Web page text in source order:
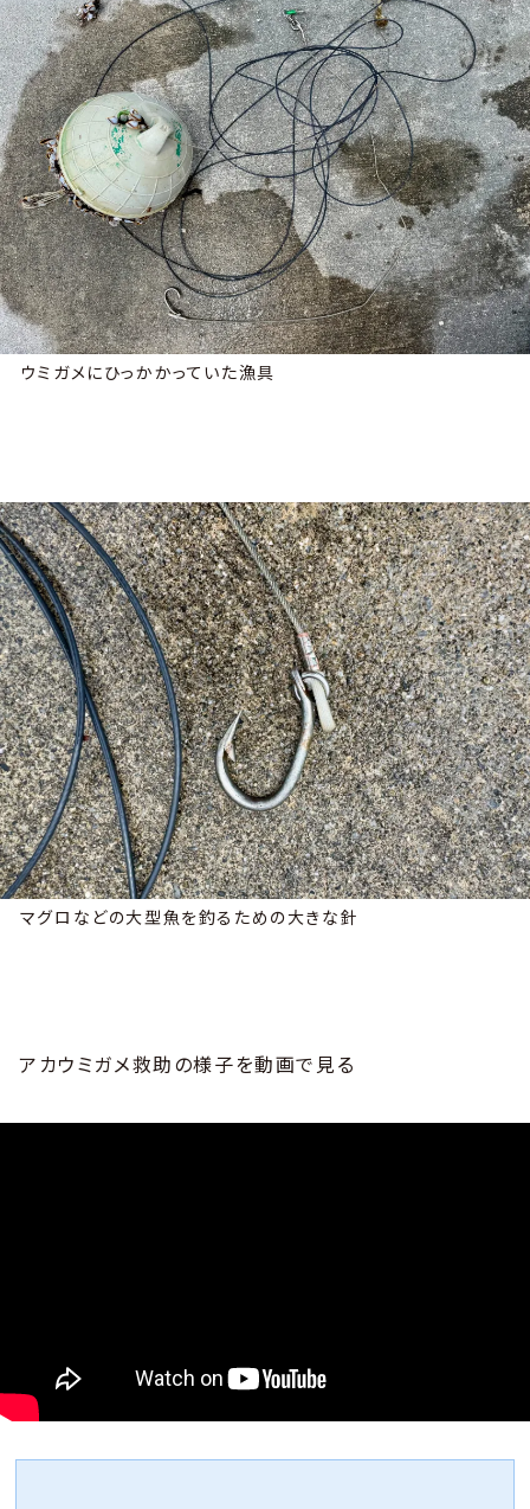
ウミガメにひっかかっていた漁具
マグロなどの大型魚を釣るための大きな針
アカウミガメ救助の様子を動画で見る